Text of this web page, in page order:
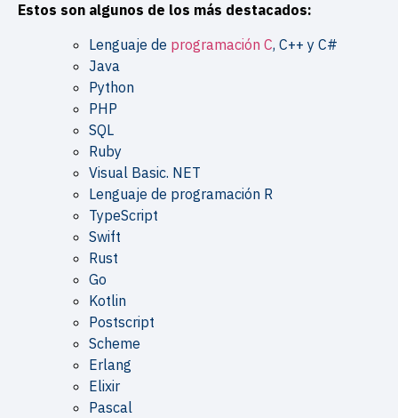
Estos son algunos de los más destacados:
Lenguaje de programación C, C++ y C#
Java
Python
PHP
SQL
Ruby
Visual Basic. NET
Lenguaje de programación R
TypeScript
Swift
Rust
Go
Kotlin
Postscript
Scheme
Erlang
Elixir
Pascal